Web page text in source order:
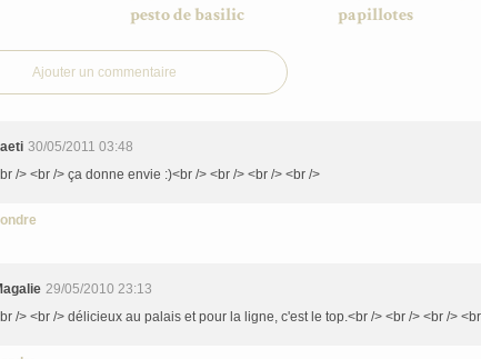
pesto de basilic
papillotes
Ajouter un commentaire
30/05/2011 03:48
/> <br /> ça donne envie :)<br /> <br /> <br /> <br />
29/05/2010 23:13
/> <br /> délicieux au palais et pour la ligne, c'est le top.<br /> <br /> <br />